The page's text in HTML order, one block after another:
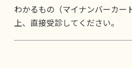
わかるもの（マイナンバーカー
上、直接受診してください。